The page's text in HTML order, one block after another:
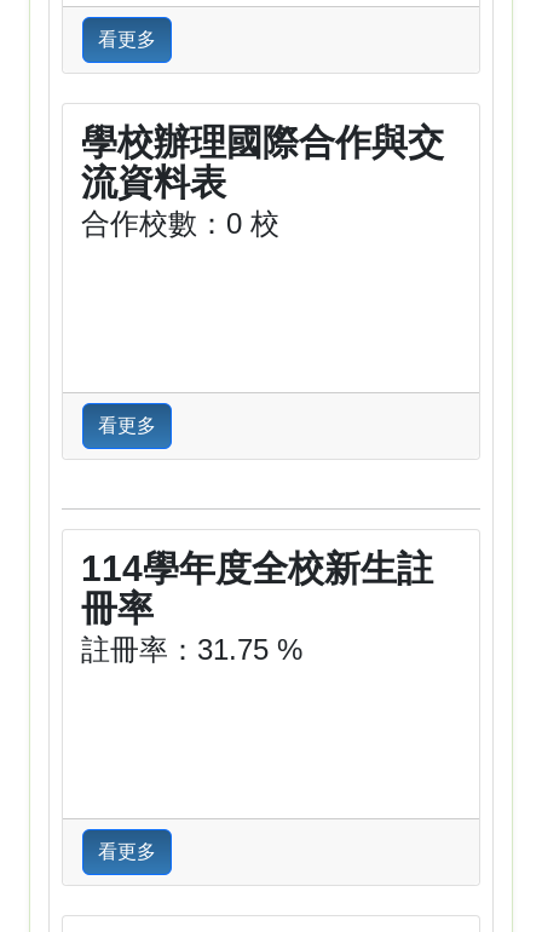
看更多
學校辦理國際合作與交
流資料表
合作校數：0 校
看更多
114學年度全校新生註
冊率
註冊率：31.75 %
看更多